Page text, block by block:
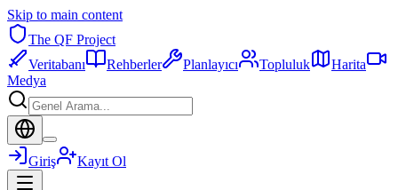
Skip to main content
The QF Project
Veritabanı
Rehberler Planlayıcı Topluluk
Harita
Medya
Giriş Kayıt Ol